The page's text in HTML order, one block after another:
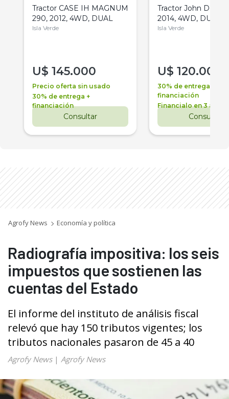
Tractor CASE IH MAGNUM
290, 2012, 4WD, DUAL
Isla Verde
U$ 145.000
Precio oferta sin usado
30% de entrega +
financiación
Consultar
Tractor John Deere
2014, 4WD, DUAL
Isla Verde
U$ 120.000
30% de entrega +
financiación
Financialo en 3 años
Consultar
Agrofy News Economía y política
Radiografía impositiva: los seis
impuestos que sostienen las
cuentas del Estado
El informe del instituto de análisis fiscal
relevó que hay 150 tributos vigentes; los
tributos nacionales pasaron de 45 a 40
Agrofy News| Agrofy News